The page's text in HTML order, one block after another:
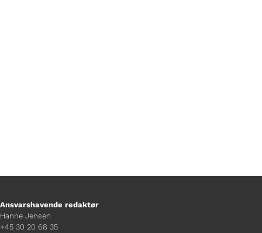
Ansvarshavende redaktør
Hanne Jensen
+45 30 20 68 35